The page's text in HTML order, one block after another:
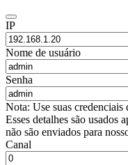
IP
Nome de usuário
Senha
Nota: Use suas
Esses detalhes são usados
não são enviados para
Canal